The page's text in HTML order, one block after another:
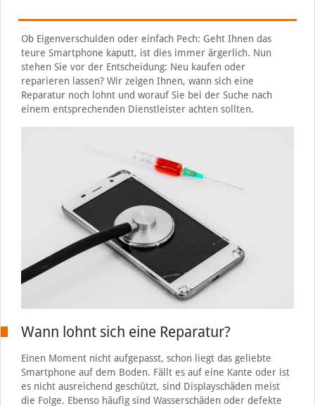
Ob Eigenverschulden oder einfach Pech: Geht Ihnen das
teure Smartphone kaputt, ist dies immer ärgerlich. Nun
stehen Sie vor der Entscheidung: Neu kaufen oder
reparieren lassen? Wir zeigen Ihnen, wann sich eine
Reparatur noch lohnt und worauf Sie bei der Suche nach
einem entsprechenden Dienstleister achten sollten.
Wann lohnt sich eine Reparatur?
Einen Moment nicht aufgepasst, schon liegt das geliebte
Smartphone auf dem Boden. Fällt es auf eine Kante oder ist
es nicht ausreichend geschützt, sind Displayschäden meist
die Folge. Ebenso häufig sind Wasserschäden oder defekte